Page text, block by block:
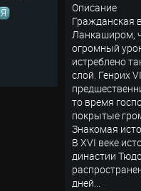
Я
Описание
Гражданская
Ланкаширом,
огромный
истреблено
слой. Генрих
то время
покрытые
Знакомая
В XVI веке
династии
дней...